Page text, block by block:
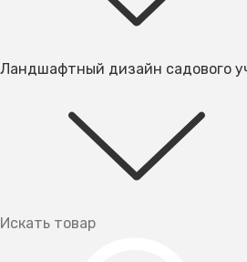
Ландшафтный дизайн садового